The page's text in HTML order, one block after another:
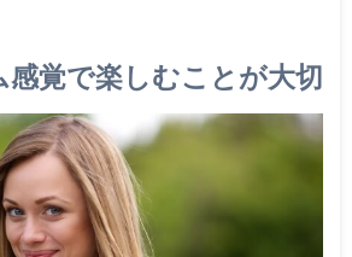
感覚で楽しむことが大切